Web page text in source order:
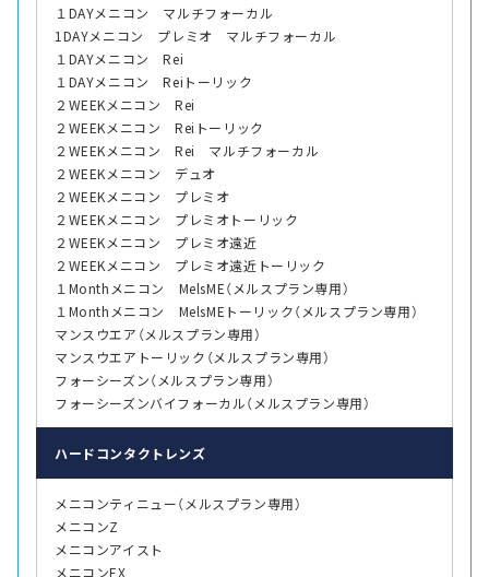
１DAYメニコン マルチフォーカル
1DAYメニコン プレミオ マルチフォーカル
１DAYメニコン Rei
１DAYメニコン Reiトーリック
２WEEKメニコン Rei
２WEEKメニコン Reiトーリック
２WEEKメニコン Rei マルチフォーカル
２WEEKメニコン デュオ
２WEEKメニコン プレミオ
２WEEKメニコン プレミオトーリック
２WEEKメニコン プレミオ遠近
２WEEKメニコン プレミオ遠近トーリック
１Monthメニコン MelsME（メルスプラン専用）
１Monthメニコン MelsMEトーリック（メルスプラン専用）
マンスウエア（メルスプラン専用）
マンスウエアトーリック（メルスプラン専用）
フォーシーズン（メルスプラン専用）
フォーシーズンバイフォーカル（メルスプラン専用）
ハード コンタクトレンズ
メニコンティニュー（メルスプラン専用）
メニコンZ
メニコンアイスト
メニコンEX